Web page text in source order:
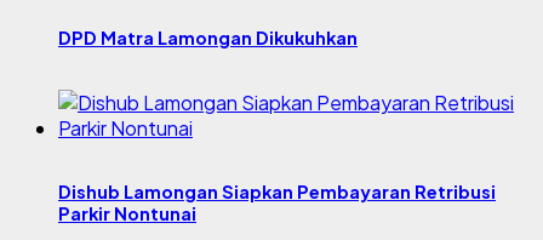
DPD Matra Lamongan Dikukuhkan
Dishub Lamongan Siapkan Pembayaran Retribusi
Parkir Nontunai